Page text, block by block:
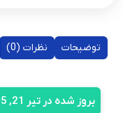
توضیحات نظرات (0)
بروز شده در تیر 21, 1405